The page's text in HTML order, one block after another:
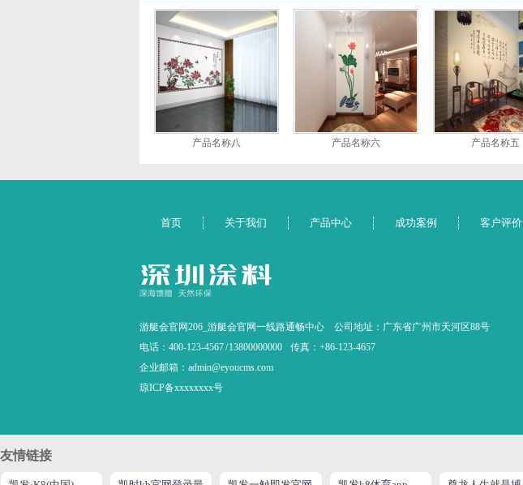
产品名称八 产品名称六 产品名称五
首页 关于我们 产品中心 成功案例 客户评价
游艇会官网206_游艇会官网一线路通畅中心
公司地址：广东省广州市天河区88号
电话：400-123-4567 / 13800000000
传真：+86-123-4657
企业邮箱：admin@eyoucms.com
琼ICP备xxxxxxxx号
友情链接